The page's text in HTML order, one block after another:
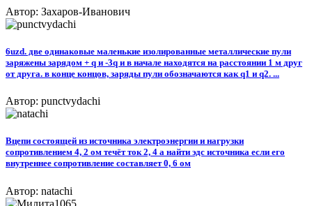
Автор: Захаров-Иванович
6uzd. две одинаковые маленькие изолированные металлические пули
заряжены зарядом + q и -3q и в начале находятся на расстоянии 1 м друг
от друга. в конце концов, заряды пули обозначаются как q1 и q2. ...
Автор: punctvydachi
Вцепи состоящей из источника электроэнергии и нагрузки
сопротивлением 4, 2 ом течёт ток 2, 4 а найти эдс источника если его
внутреннее сопротивление составляет 0, 6 ом
Автор: natachi